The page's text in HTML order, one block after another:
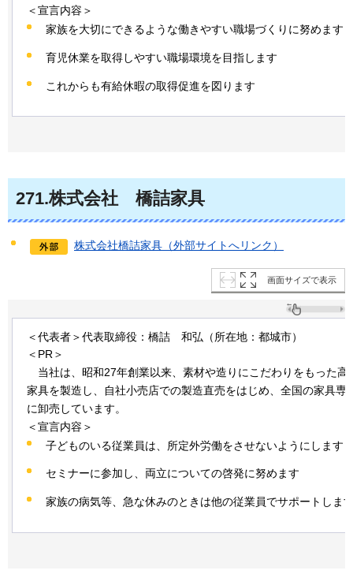
＜宣言内容＞
家族を大切にできるような働きやすい職場づくりに努めます
育児休業を取得しやすい職場環境を目指します
これからも有給休暇の取得促進を図ります
271.株式会社 橋詰家具
株式会社橋詰家具（外部サイトへリンク）
画面サイズで表示
＜代表者＞代表取締役：橋詰 和弘（所在地：都城市）
＜PR＞
当社は、昭和27年創業以来、素材や造りにこだわりをもった高
家具を製造し、自社小売店での製造直売をはじめ、全国の家具専
に卸売しています。
＜宣言内容＞
子どものいる従業員は、所定外労働をさせないようにします
セミナーに参加し、両立についての啓発に努めます
家族の病気等、急な休みのときは他の従業員でサポートしま